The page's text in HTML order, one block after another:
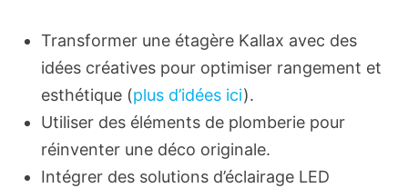
Transformer une étagère Kallax avec des
idées créatives pour optimiser rangement et
esthétique (plus d’idées ici).
Utiliser des éléments de plomberie pour
réinventer une déco originale.
Intégrer des solutions d’éclairage LED